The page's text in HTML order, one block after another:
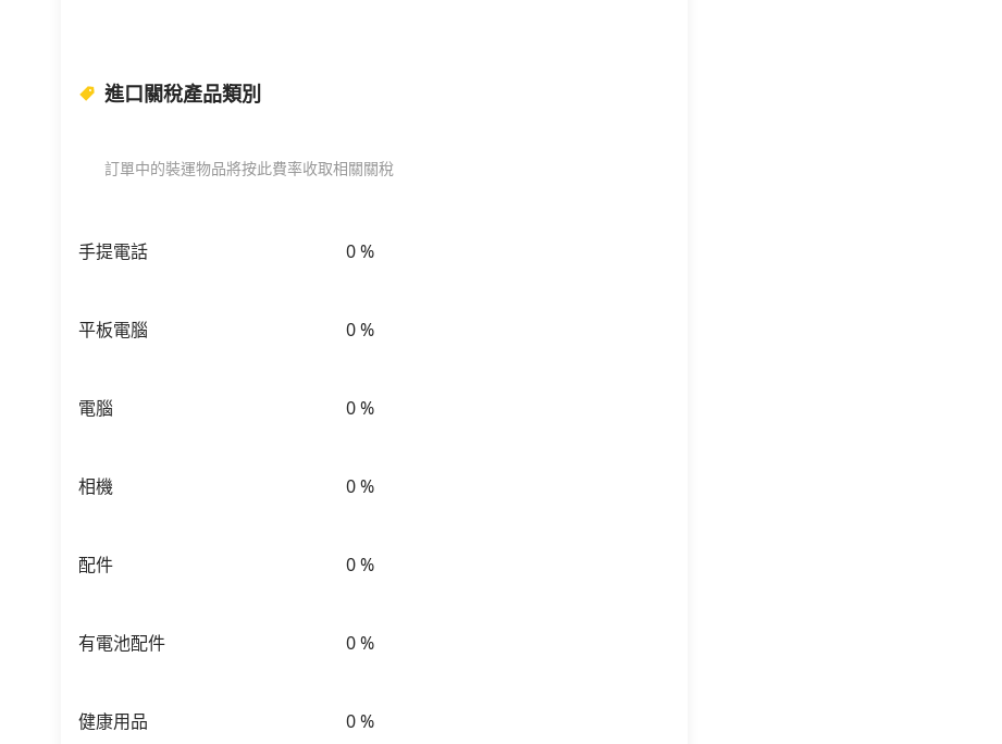
進口關稅產品類別
訂單中的裝運物品將按此費率收取相關關稅
手提電話 0%
平板電腦 0%
電腦 0%
相機 0%
配件 0%
有電池配件 0%
健康用品 0%